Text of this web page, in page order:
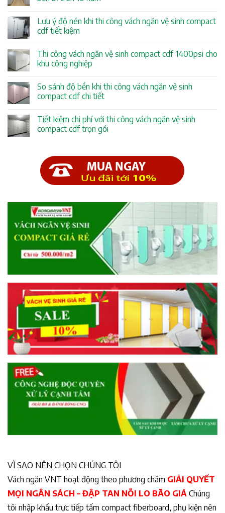
Lưu ý độ nén khi thi công vách ngăn vệ sinh compact
cdf tiết kiệm
Thi công vách ngăn vệ sinh compact cdf 1400psi cho
khu công nghiệp
So sánh độ bền khi thi công vách ngăn vệ sinh
compact cdf chi tiết
Tiết kiệm chi phí với thi công vách ngăn vệ sinh
compact cdf trọn gói
VÌ SAO NÊN CHỌN CHÚNG TÔI
Vách ngăn VNT hoạt động theo phương châm GIẢI QUYẾT
MỌI NGÂN SÁCH – ĐẬP TAN NỖI LO BÃO GIÁ Chúng
tôi nhập khẩu trực tiếp tấm compact fiberboard, phụ kiện nên